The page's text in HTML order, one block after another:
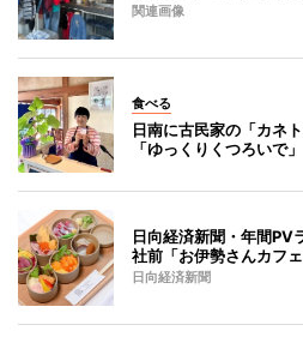
関連画像
食べる
日南に古民家の「カネ
「ゆっくりくつろいで」
日向経済新聞・年間PV
社前「お伊勢さんカフェ
日向経済新聞